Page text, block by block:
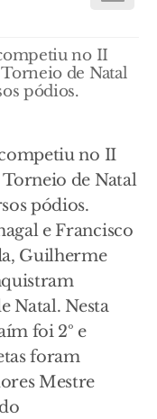
no II
de Natal
pódios.
no II
de Natal
pódios.
e Francisco
Guilherme
Natal. Nesta
foi 2º e
foram
Mestre